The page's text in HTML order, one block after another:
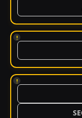
!
!